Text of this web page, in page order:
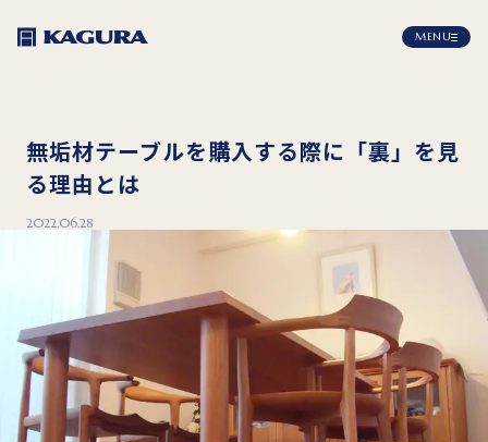
MENU
無垢材テーブルを購入する際に「裏」を見
る理由とは
2022.06.28